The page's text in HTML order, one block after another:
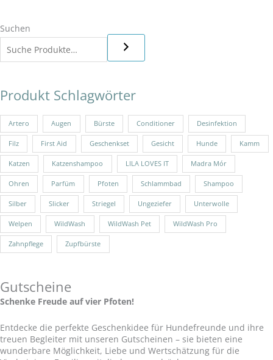
Suchen
Produkt Schlagwörter
Artero Augen Bürste Conditioner Desinfektion
Filz First Aid Geschenkset Gesicht Hunde Kamm
Katzen Katzenshampoo LILA LOVES IT Madra Mór
Ohren Parfüm Pfoten Schlammbad Shampoo
Silber Slicker Striegel Ungeziefer Unterwolle
Welpen WildWash WildWash Pet WildWash Pro
Zahnpflege Zupfbürste
Gutscheine
Schenke Freude auf vier Pfoten!
Entdecke die perfekte Geschenkidee für Hundefreunde und ihre
treuen Begleiter mit unseren Gutscheinen – sie bieten eine
wunderbare Möglichkeit, Liebe und Wertschätzung für die